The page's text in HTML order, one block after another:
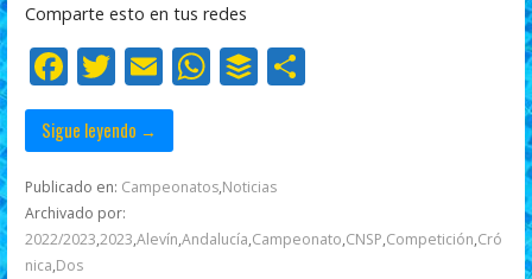
o
k
p
p r
Comparte esto en tus redes
F
ac
e
b
o
o
T
w
itt
er
E
m
ai
l
W
s
p
B
er
C
ti
Sigue leyendo →
Publicado en: Campeonatos,Noticias
Archivado por:
2022/2023,2023,Alevín,Andalucía,Campeonato,CNSP,Competición,Cró
nica,Dos